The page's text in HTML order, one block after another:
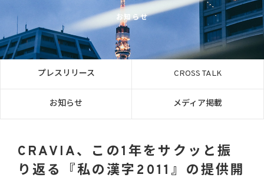
お知らせ
プレスリリース CROSS TALK
お知らせ メディア掲載
CRAVIA、この1年をサクッと振
り返る『私の漢字2011』の提供開